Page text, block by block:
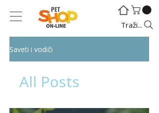
Traži...
Saveti i vodiči
All Posts